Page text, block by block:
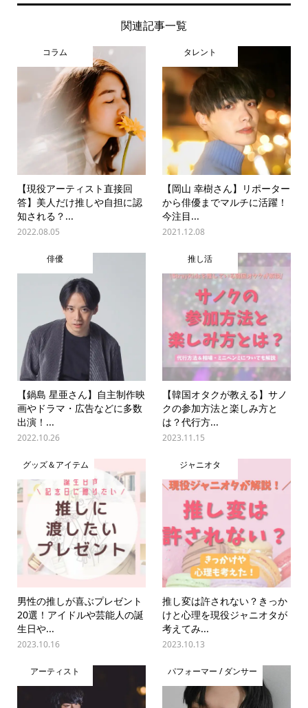
関連記事一覧
コラム
【現役アーティスト直接回
答】美人だけ推しや自担に認
知される？...
2022.08.05
タレント
【岡山 幸樹さん】リポーター
から俳優までマルチに活躍！
今注目...
2021.12.08
俳優
【鍋島 星亜さん】自主制作映
画やドラマ・広告などに多数
出演！...
2022.10.26
推し活
【韓国オタクが教える】サノ
クの参加方法と楽しみ方と
は？代行方...
2023.11.15
グッズ＆アイテム
男性の推しが喜ぶプレゼント
20選！アイドルや芸能人の誕
生日や...
2023.10.16
ジャニオタ
推し変は許されない？きっか
けと心理を現役ジャニオタが
考えてみ...
2023.10.13
アーティスト パフォーマー / ダンサー